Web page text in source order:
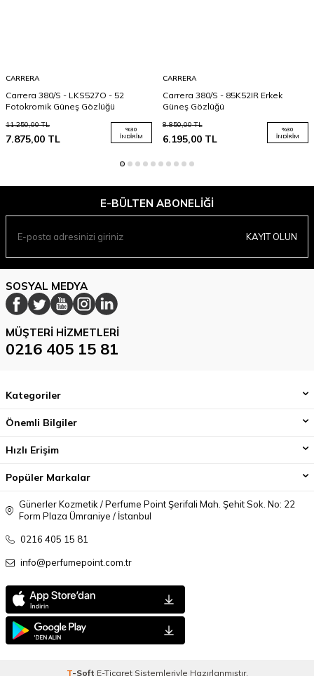
CARRERA
Carrera 380/S - LKS527O - 52
Fotokromik Güneş Gözlüğü
11.250,00TL
7.875,00 TL
%30
İNDIRIM
CARRERA
Carrera 380/S - 85K52IR Erkek
Güneş Gözlüğü
8.850,00TL
6.195,00TL
%30
İNDIRIM
E-BÜLTEN ABONELIĞI
KAYIT OLUN
SOSYAL MEDYA
MÜŞTERI HIZMETLERI
0216 405 15 81
Kategoriler
Önemli Bilgiler
Hızlı Erişim
Popüler Markalar
Günerler Kozmetik / Perfume Point Şerifali Mah. Şehit Sok. No: 22
Form Plaza Ümraniye / İstanbul
0216 405 15 81
info@perfumepoint.com.tr
T-Soft E-TicaretSistemleriyle Hazırlanmıştır.